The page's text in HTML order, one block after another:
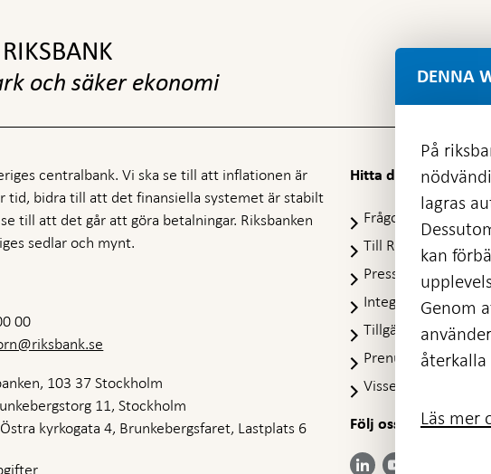
och säker ekonomi
centralbank. Vi ska se till att inflationen är
tid, bidra till att det finansiella systemet är stabilt
till att det går att göra betalningar. Riksbanken
sedlar och mynt.
00
103 37 Stockholm
11, Stockholm
kyrkogata 4, Brunkebergsfaret, Lastplats 6
Hitta direkt
Frågor och svar
i
ny
flik
Till Riksbankens
Presskontakt
Integritetspolicy
Prenumerera på
Visselblåsning
Följ oss på sociala
Dela på:
LinkedIn
Dela på:
YouTubeFacebook
Dela
DENNA
På
lagras
kan
Genom
Läs mer